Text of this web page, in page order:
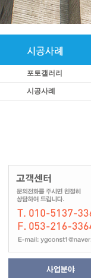
포토갤러리
시공사례